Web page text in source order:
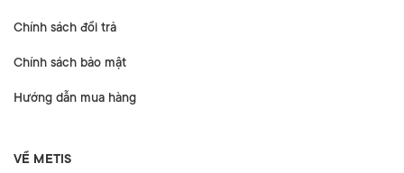
Chính sách đổi trả
Chính sách bảo mật
Hướng dẫn mua hàng
VỀ METIS